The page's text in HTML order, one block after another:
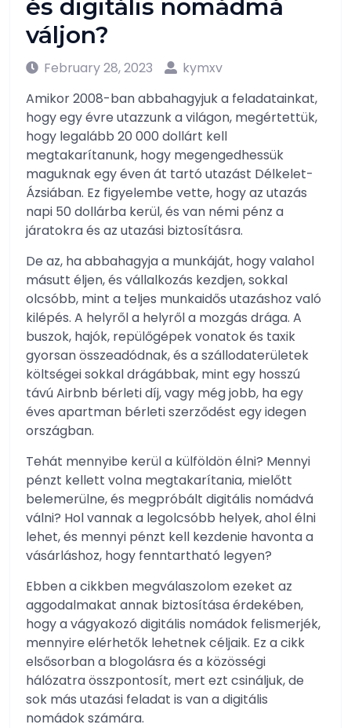
és digitális nomádmá
váljon?
February 28, 2023
kymxv
Amikor 2008-ban abbahagyjuk a feladatainkat,
hogy egy évre utazzunk a világon, megértettük,
hogy legalább 20 000 dollárt kell
megtakarítanunk, hogy megengedhessük
maguknak egy éven át tartó utazást Délkelet-
Ázsiában. Ez figyelembe vette, hogy az utazás
napi 50 dollárba kerül, és van némi pénz a
járatokra és az utazási biztosításra.
De az, ha abbahagyja a munkáját, hogy valahol
másutt éljen, és vállalkozás kezdjen, sokkal
olcsóbb, mint a teljes munkaidős utazáshoz való
kilépés. A helyről a helyről a mozgás drága. A
buszok, hajók, repülőgépek vonatok és taxik
gyorsan összeadódnak, és a szállodaterületek
költségei sokkal drágábbak, mint egy hosszú
távú Airbnb bérleti díj, vagy még jobb, ha egy
éves apartman bérleti szerződést egy idegen
országban.
Tehát mennyibe kerül a külföldön élni? Mennyi
pénzt kellett volna megtakarítania, mielőtt
belemerülne, és megpróbált digitális nomádvá
válni? Hol vannak a legolcsóbb helyek, ahol élni
lehet, és mennyi pénzt kell kezdenie havonta a
vásárláshoz, hogy fenntartható legyen?
Ebben a cikkben megválaszolom ezeket az
aggodalmakat annak biztosítása érdekében,
hogy a vágyakozó digitális nomádok felismerjék,
mennyire elérhetők lehetnek céljaik. Ez a cikk
elsősorban a blogolásra és a közösségi
hálózatra összpontosít, mert ezt csináljuk, de
sok más utazási feladat is van a digitális
nomádok számára.